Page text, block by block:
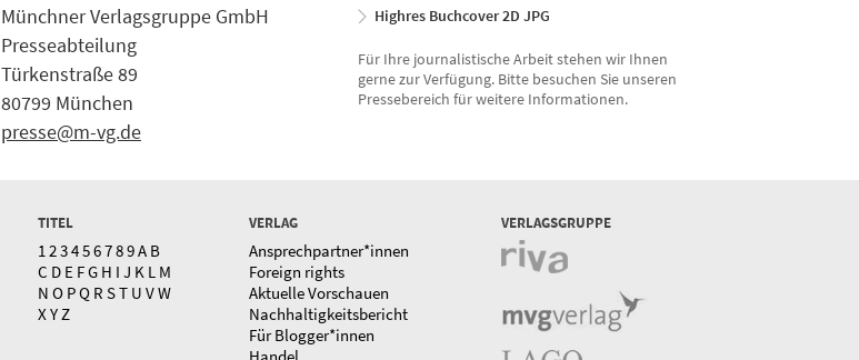
Münchner Verlagsgruppe GmbH
Presseabteilung
Türkenstraße 89
80799 München
presse@m-vg.de
Highres Buchcover 2D JPG
Für Ihre journalistische Arbeit stehen wir Ihnen
gerne zur Verfügung. Bitte besuchen Sie unseren
Pressebereich für weitere Informationen.
TITEL
1 23456789A B
C D E FG H I J K L M
N O PQ R ST U VW
X Y Z
VERLAG
Ansprechpartner*innen
Foreign rights
Aktuelle Vorschauen
Nachhaltigkeitsbericht
Für Blogger*innen
VERLAGSGRUPPE